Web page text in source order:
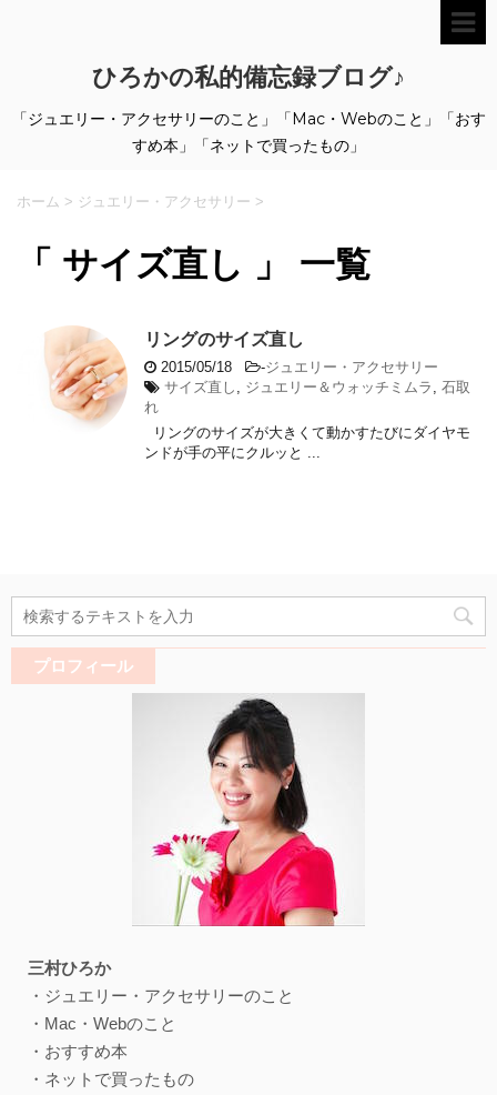
ひろかの私的備忘録ブログ♪
「ジュエリー・アクセサリーのこと」「Mac・Webのこと」「おす
すめ本」「ネットで買ったもの」
ホーム > ジュエリー・アクセサリー >
「 サイズ直し 」 一覧
リングのサイズ直し
2015/05/18 -ジュエリー・アクセサリー
サイズ直し
ジュエリー＆ウォッチミムラ
石取
れ
リングのサイズが大きくて動かすたびにダイヤモ
ンドが手の平にクルッと ...
プロフィール
三村ひろか
・ジュエリー・アクセサリーのこと
・Mac・Webのこと
・おすすめ本
・ネットで買ったもの